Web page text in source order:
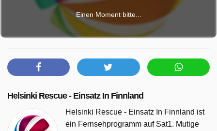
Einen Moment bitte...
Helsinki Rescue - Einsatz In Finnland
Helsinki Rescue - Einsatz In Finnland ist
ein Fernsehprogramm auf Sat1. Mutige